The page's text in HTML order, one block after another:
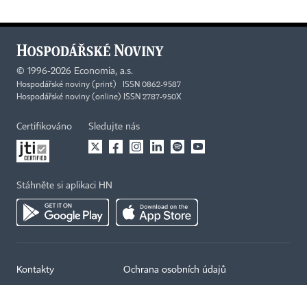
© 1996-2026 Economia, a.s.
Hospodářské noviny (print) ISSN 0862-9587
Hospodářské noviny (online) ISSN 2787-950X
Certifikováno Sledujte nás
Stáhněte si aplikaci HN
Kontakty Ochrana osobních údajů